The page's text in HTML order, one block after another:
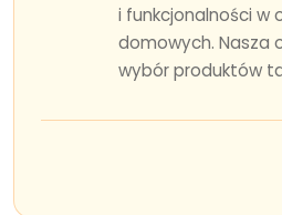
i funkcjonalności w
domowych. Nasza
wybór produktów